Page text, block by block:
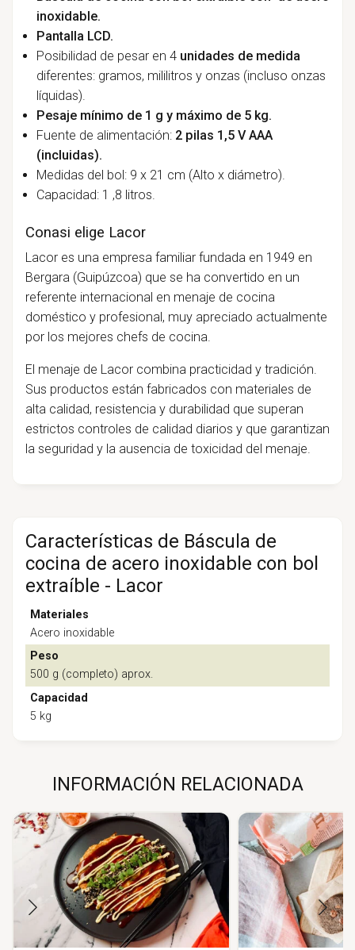
inoxidable.
Pantalla LCD.
Posibilidad de pesar en 4unidades de medida
diferentes: gramos, mililitros y onzas (incluso onzas
líquidas).
Pesaje mínimo de 1 g y máximo de 5 kg.
Fuente de alimentación:2 pilas 1,5 V AAA
(incluidas).
Medidas del bol: 9 x 21 cm (Alto x diámetro).
Capacidad: 1 ,8 litros.
Conasi elige Lacor
Lacor es una empresa familiar fundada en 1949 en
Bergara (Guipúzcoa) que se ha convertido en un
referente internacional en menaje de cocina
doméstico y profesional, muy apreciado actualmente
por los mejores chefs de cocina.
El menaje de Lacor combina practicidad y tradición.
Sus productos están fabricados con materiales de
alta calidad, resistencia y durabilidad que superan
estrictos controles de calidad diarios y que garantizan
la seguridad y la ausencia de toxicidad del menaje.
Características de Báscula de
cocina de acero inoxidable con bol
extraíble - Lacor
Materiales
Acero inoxidable
Peso
500 g (completo) aprox.
Capacidad
5 kg
INFORMACIÓN RELACIONADA